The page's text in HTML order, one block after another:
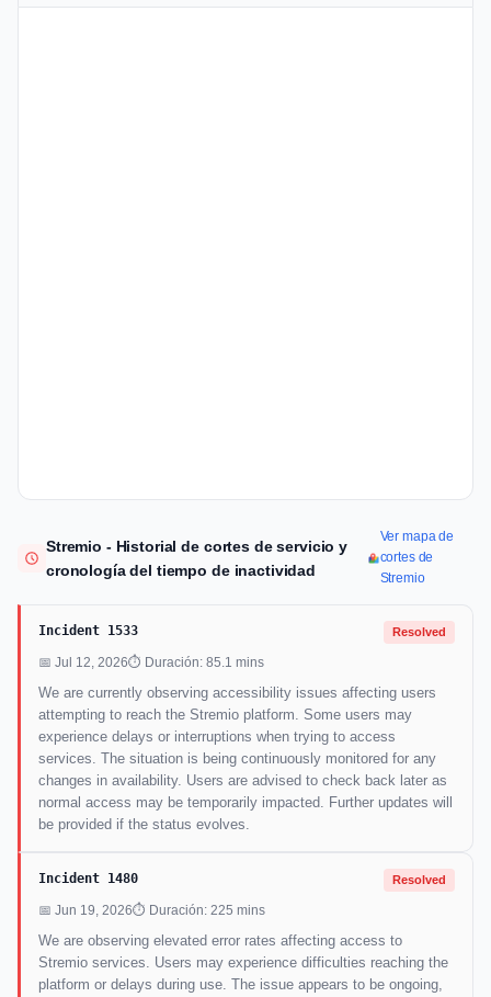
Stremio - Historial de cortes de servicio y
cronología del tiempo de inactividad
Ver mapa de
cortes de
Stremio
Incident 1533 Resolved
📅 Jul 12, 2026⏱ Duración: 85.1 mins
We are currently observing accessibility issues affecting users
attempting to reach the Stremio platform. Some users may
experience delays or interruptions when trying to access
services. The situation is being continuously monitored for any
changes in availability. Users are advised to check back later as
normal access may be temporarily impacted. Further updates will
be provided if the status evolves.
Incident 1480 Resolved
📅 Jun 19, 2026⏱ Duración: 225 mins
We are observing elevated error rates affecting access to
Stremio services. Users may experience difficulties reaching the
platform or delays during use. The issue appears to be ongoing,